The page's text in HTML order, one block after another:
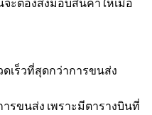
เร็วที่สุดกว่าการขนส่ง
รขนส่ง เพราะมีตารางบินที่